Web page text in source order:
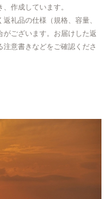
作成しています。
礼品の仕様（規格、容量、
ございます。お届けした返
意書きなどをご確認くださ